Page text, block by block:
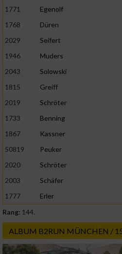
1771
Egenolf
1768
Düren
2029
Seifert
1946
Muders
2043
Solowski
1815
Greiff
2019
Schröter
1733
Benning
1867
Kassner
50819
Peuker
2020
Schröter
2003
Schäfer
1777
Erler
Rang: 144.
ALBUM B2RUN MÜNCHEN /